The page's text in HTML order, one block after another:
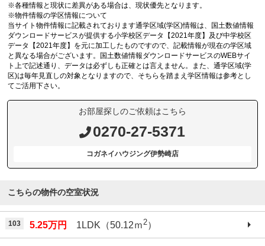
※各種情報と現状に差異がある場合は、現状優先となります。
※物件情報の学区情報について
当サイト物件情報に記載されております通学区域(学区)情報は、国土数値情報
ダウンロードサービスが提供する小学校区データ【2021年度】及び中学校区
データ【2021年度】を元に加工したものですので、記載情報が現在の学区域
と異なる場合がございます。国土数値情報ダウンロードサービスのWEBサイ
ト上で記述通り、データは必ずしも正確とは言えません。また、通学区域(学
区)は毎年見直しの対象となりますので、そちらを踏まえ学区情報は参考とし
てご活用下さい。
お部屋探しのご依頼はこちら
0270-27-5371
コガネイハウジング伊勢崎店
こちらの物件の空室状況
103 5.25万円 1LDK（50.12ｍ2）